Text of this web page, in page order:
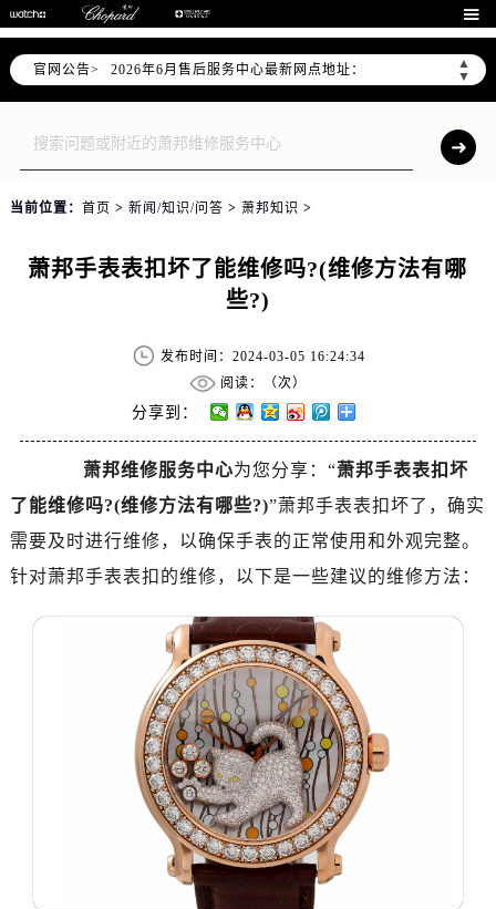

官网公告>
▲
▼
2026年6月北京市售后服务网络优化升级公告
2026年6月北京市官方售后客户服务热线：
2026年6月售后服务中心最新网点地址：
北京市东城区东长安街1号东方广场写字楼W3座6层602室（需提前预约）
北京市朝阳区建国门外大街甲6号华熙国际中心写字楼D座11层1102室（需提前预约）
北京市朝阳区建国门外大街甲6号华熙国际中心D座11层1102室售后服务中心（需提前预约）
当前位置： 首页 > 新闻/知识/问答 > 萧邦知识 >
萧邦手表表扣坏了能维修吗?(维修方法有哪
些?)
发布时间：2024-03-05 16:24:34
阅读：（次）
分享到：
萧邦维修服务中心为您分享：“萧邦手表表扣坏
了能维修吗?(维修方法有哪些?)”萧邦手表表扣坏了，确实
需要及时进行维修，以确保手表的正常使用和外观完整。
针对萧邦手表表扣的维修，以下是一些建议的维修方法：